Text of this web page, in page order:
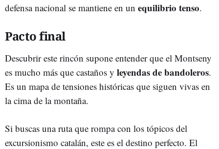
defensa nacional se mantiene en un equilibrio tenso.
Pacto final
Descubrir este rincón supone entender que el Montseny
es mucho más que castaños y leyendas de bandoleros.
Es un mapa de tensiones históricas que siguen vivas en
la cima de la montaña.
Si buscas una ruta que rompa con los tópicos del
excursionismo catalán, este es el destino perfecto. El